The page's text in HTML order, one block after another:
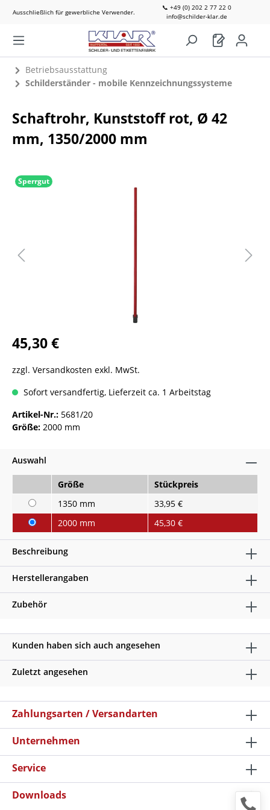
Ausschließlich für gewerbliche Verwender.
📞 +49 (0) 202 2 77 22 0
info@schilder-klar.de
Betriebsausstattung
Schilderständer - mobile Kennzeichnungssysteme
Schaftrohr, Kunststoff rot, Ø 42
mm, 1350/2000 mm
Sperrgut
45,30 €
zzgl. Versandkosten exkl. MwSt.
Sofort versandfertig, Lieferzeit ca. 1 Arbeitstag
Artikel-Nr.: 5681/20
Größe: 2000 mm
Auswahl
Größe
Stückpreis
1350 mm
33,95 €
2000 mm
45,30 €
Beschreibung
Herstellerangaben
Zubehör
Kunden haben sich auch angesehen
Zuletzt angesehen
Zahlungsarten / Versandarten
Unternehmen
Service
Downloads